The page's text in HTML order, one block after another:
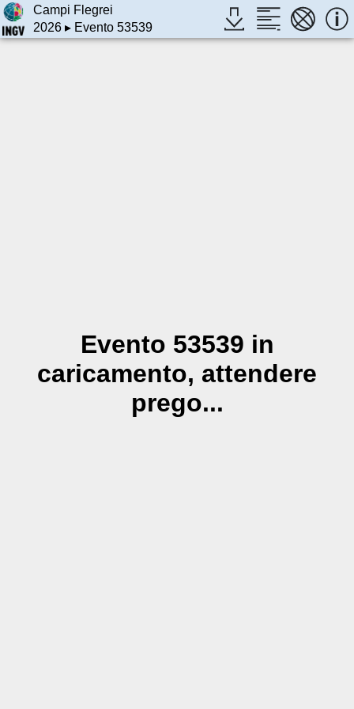
Campi Flegrei
2026▸ Evento 53539
Evento 53539 in
caricamento, attendere
prego...